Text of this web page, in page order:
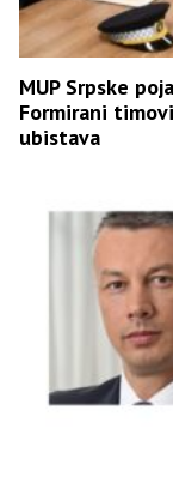
MUP Srpske
Formirani
ubistava